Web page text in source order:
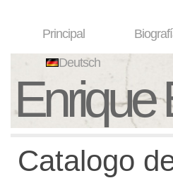
Principal
Deutsch
Enrique
Catalogo